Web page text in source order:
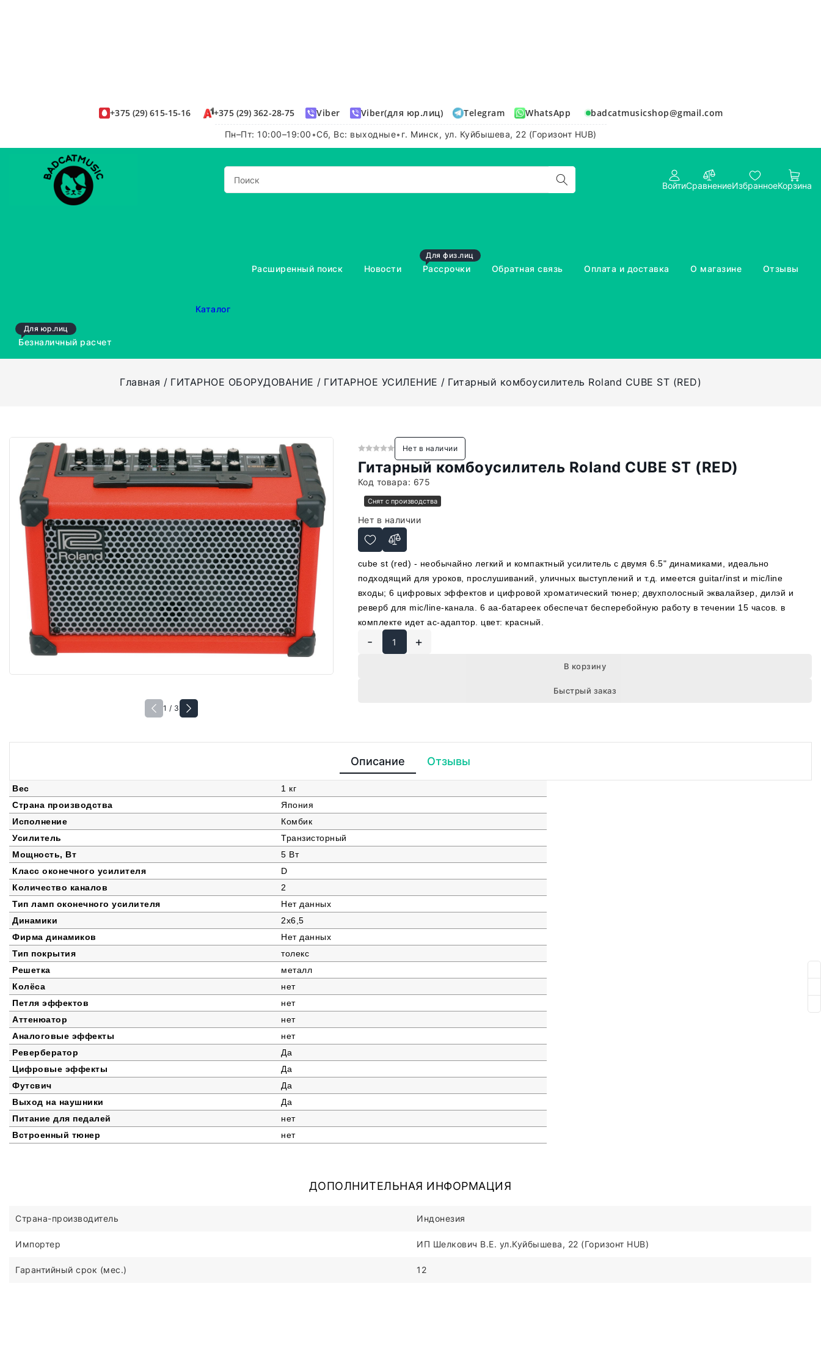
+375 (29) 615-15-16 +375 (29) 362-28-75 Viber Viber(для юр.лиц) Telegram WhatsApp badcatmusicshop@gmail.com
Пн–Пт: 10:00–19:00•Сб, Вс: выходные• г. Минск, ул. Куйбышева, 22 (Горизонт HUB)
ВойтиСравнениеИзбранноеКорзина
Каталог
Расширенный поиск Новости
Для физ.лиц
Рассрочки Обратная связь Оплата и доставка О магазине Отзывы
Для юр.лиц
Безналичный расчет
Главная ГИТАРНОЕ ОБОРУДОВАНИЕ ГИТАРНОЕ УСИЛЕНИЕ Гитарный комбоусилитель Roland CUBE ST (RED)
1 / 3
Нет в наличии
Гитарный комбоусилитель Roland CUBE ST (RED)
Код товара: 675
Снят с производства
Нет в наличии
cube st (red) - необычайно легкий и компактный усилитель с двумя 6.5" динамиками, идеально
подходящий для уроков, прослушиваний, уличных выступлений и т.д. имеется guitar/inst и mic/line
входы; 6 цифровых эффектов и цифровой хроматический тюнер; двухполосный эквалайзер, дилэй и
реверб для mic/line-канала. 6 аа-батареек обеспечат бесперебойную работу в течении 15 часов. в
комплекте идет ас-адаптор. цвет: красный.
- +
В корзину
Быстрый заказ
Описание Отзывы
Вес
1 кг
Страна производства
Япония
Исполнение
Комбик
Усилитель
Транзисторный
Мощность, Вт
5 Вт
Класс оконечного усилителя
D
Количество каналов
2
Тип ламп оконечного усилителя
Нет данных
Динамики
2х6,5
Фирма динамиков
Нет данных
Тип покрытия
толекс
Решетка
металл
Колёса
нет
Петля эффектов
нет
Аттенюатор
нет
Аналоговые эффекты
нет
Ревербератор
Да
Цифровые эффекты
Да
Футсвич
Да
Выход на наушники
Да
Питание для педалей
нет
Встроенный тюнер
нет
ДОПОЛНИТЕЛЬНАЯ ИНФОРМАЦИЯ
Страна-производитель Индонезия
Импортер ИП Шелкович В.Е. ул.Куйбышева, 22 (Горизонт HUB)
Гарантийный срок (мес.) 12